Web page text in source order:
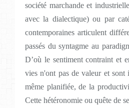
société marchande et
avec la dialectique) ou par
contemporaines articulent
passés du syntagme au
D’où le sentiment contraint et
vies n'ont pas de valeur et sont
même planifiée, de la
Cette hétéronomie ou quête de